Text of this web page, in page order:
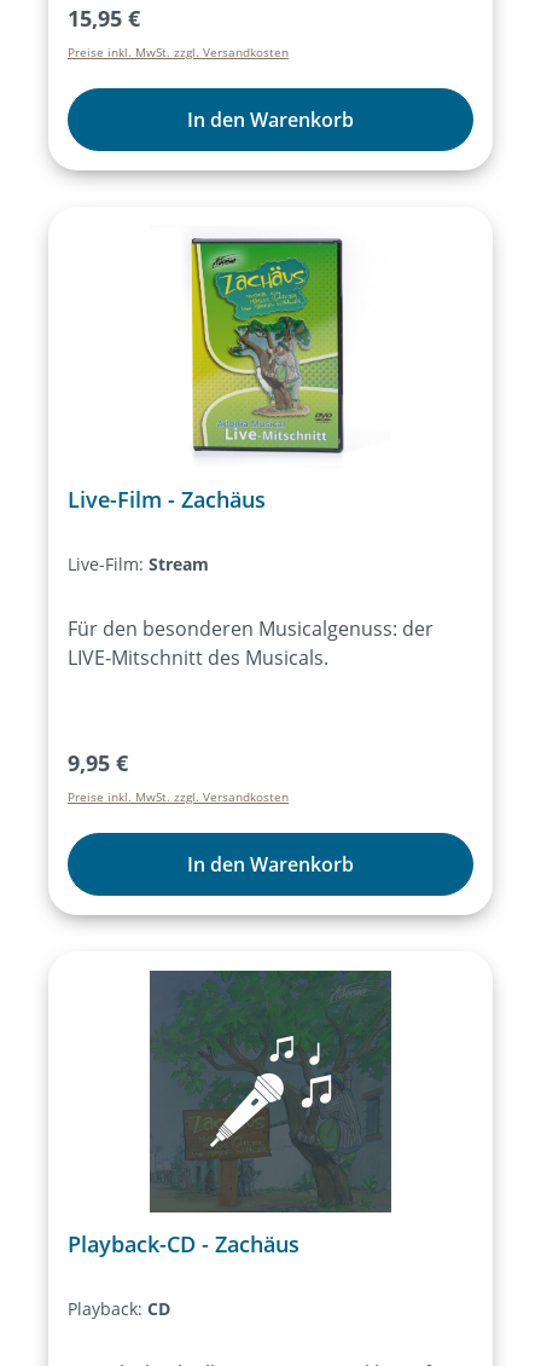
Musicals, notiert für C-Instrumente (Flöte,
Geige, …) oder Bb-/Es-Instrumente
(Trompete, Saxophon …), ohne
Liedtexte. KeyboardNotensatz für
unterschiedliche Keyboard-Sounds (z.B.
Hammond, Pad, Strings, …) ausgewählter
Regulärer Preis:
15,95 €
Preise inkl. MwSt. zzgl. Versandkosten
In den Warenkorb
Live-Film - Zachäus
Live-Film: Stream
Für den besonderen Musicalgenuss: der
LIVE-Mitschnitt des Musicals.
Regulärer Preis:
9,95 €
Preise inkl. MwSt. zzgl. Versandkosten
In den Warenkorb
Playback-CD - Zachäus
Playback: CD